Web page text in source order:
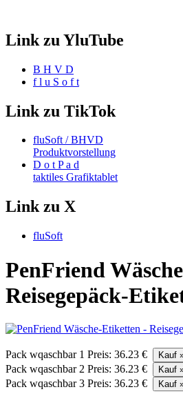
Link zu YluTube
B H V D
f l u S o f t
Link zu TikTok
fluSoft / BHVD
Produktvorstellung
D o t P a d
taktiles Grafiktablet
Link zu X
fluSoft
PenFriend
Reisegepäck-
Pack wqaschbar 1 Preis: 36.23 €
Pack wqaschbar 2 Preis: 36.23 €
Pack wqaschbar 3 Preis: 36.23 €